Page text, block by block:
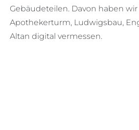
Gebäudeteilen. Davon haben
Apothekerturm, Ludwigsbau,
Altan digital vermessen.